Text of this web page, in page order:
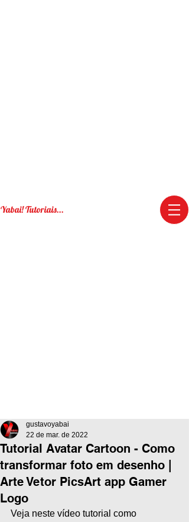
Yabai! Tutoriais...
Tutorial Avatar Cartoon - Como
transformar foto em desenho |
Arte Vetor PicsArt app Gamer
Logo
gustavoyabai
22 de mar. de 2022
Veja neste vídeo tutorial como